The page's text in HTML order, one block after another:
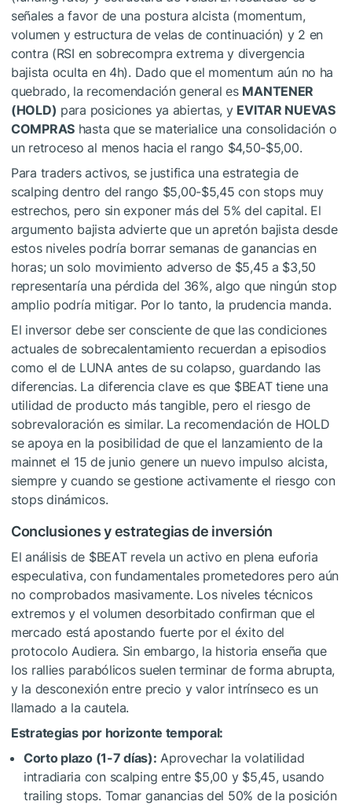
señales a favor de una postura alcista (momentum,
volumen y estructura de velas de continuación) y 2 en
contra (RSI en sobrecompra extrema y divergencia
bajista oculta en 4h). Dado que el momentum aún no ha
quebrado, la recomendación general es MANTENER
(HOLD) para posiciones ya abiertas, y EVITAR NUEVAS
COMPRAS hasta que se materialice una consolidación o
un retroceso al menos hacia el rango $4,50-$5,00.
Para traders activos, se justifica una estrategia de
scalping dentro del rango $5,00-$5,45 con stops muy
estrechos, pero sin exponer más del 5% del capital. El
argumento bajista advierte que un apretón bajista desde
estos niveles podría borrar semanas de ganancias en
horas; un solo movimiento adverso de $5,45 a $3,50
representaría una pérdida del 36%, algo que ningún stop
amplio podría mitigar. Por lo tanto, la prudencia manda.
El inversor debe ser consciente de que las condiciones
actuales de sobrecalentamiento recuerdan a episodios
como el de LUNA antes de su colapso, guardando las
diferencias. La diferencia clave es que $BEATtiene una
utilidad de producto más tangible, pero el riesgo de
sobrevaloración es similar. La recomendación de HOLD
se apoya en la posibilidad de que el lanzamiento de la
mainnet el 15 de junio genere un nuevo impulso alcista,
siempre y cuando se gestione activamente el riesgo con
stops dinámicos.
Conclusiones y estrategias de inversión
El análisis de $BEATrevela un activo en plena euforia
especulativa, con fundamentales prometedores pero aún
no comprobados masivamente. Los niveles técnicos
extremos y el volumen desorbitado confirman que el
mercado está apostando fuerte por el éxito del
protocolo Audiera. Sin embargo, la historia enseña que
los rallies parabólicos suelen terminar de forma abrupta,
y la desconexión entre precio y valor intrínseco es un
llamado a la cautela.
Estrategias por horizonte temporal:
Corto plazo (1-7 días): Aprovechar la volatilidad
intradiaria con scalping entre $5,00 y $5,45, usando
trailing stops. Tomar ganancias del 50% de la posición